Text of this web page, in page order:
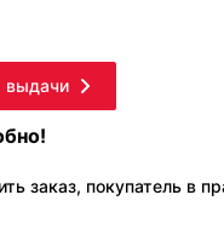
выдачи
заказ, покупатель в